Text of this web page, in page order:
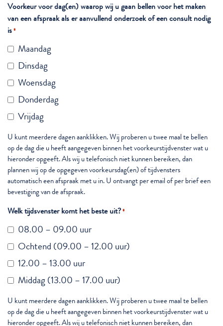
Voorkeur voor dag(en) waarop wij u gaan bellen voor het maken
van een afspraak als er aanvullend onderzoek of een consult nodig
is*
Maandag
Dinsdag
Woensdag
Donderdag
Vrijdag
U kunt meerdere dagen aanklikken. Wij proberen u twee maal te bellen
op de dag die u heeft aangegeven binnen het voorkeurstijdvenster wat u
hieronder opgeeft. Als wij u telefonisch niet kunnen bereiken, dan
plannen wij op de opgegeven voorkeursdag(en) of tijdvensters
automatisch een afspraak met u in. U ontvangt per email of per brief een
bevestiging van de afspraak.
Welk tijdsvenster komt het beste uit?*
08.00 – 09.00 uur
Ochtend (09.00 – 12.00 uur)
12.00 – 13.00 uur
Middag (13.00 – 17.00 uur)
U kunt meerdere dagen aanklikken. Wij proberen u twee maal te bellen
op de dag die u heeft aangegeven binnen het voorkeurstijdvenster wat u
hieronder opgeeft. Als wij u telefonisch niet kunnen bereiken, dan